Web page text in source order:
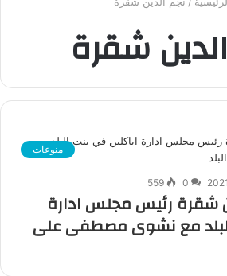
شقرة
منوعات
0
559
شقرة رئيس مجلس ادارة
مع نشوى مصطفى على